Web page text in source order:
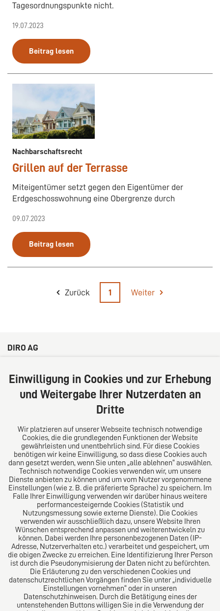
Tagesordnungspunkte nicht.
19.07.2023
Beitrag lesen
Nachbarschaftsrecht
Grillen auf der Terrasse
Miteigentümer setzt gegen den Eigentümer der
Erdgeschosswohnung eine Obergrenze durch
09.07.2023
Beitrag lesen
Zurück 1 Weiter
DIRO AG
20354 Hamburg
Deutschland
Tel: +49 (0) 40 41352231
Über uns
Das Kanzlei-Vertrauensnetzwerk. Aus Europa für die
Welt. Für den erfolgreichen Mittelstand.
Folgen Sie uns auf
Das europäische Kanzlei-Netzwerk
Einwilligung in Cookies und zur Erhebung
und Weitergabe Ihrer Nutzerdaten an
Dritte
Wir platzieren auf unserer Webseite technisch notwendige
Cookies, die die grundlegenden Funktionen der Website
gewährleisten und unentbehrlich sind. Für diese Cookies
benötigen wir keine Einwilligung, so dass diese Cookies auch
dann gesetzt werden, wenn Sie unten „alle ablehnen“ auswählen.
Technisch notwendige Cookies verwenden wir, um unsere
Dienste anbieten zu können und um vom Nutzer vorgenommene
Einstellungen (wie z. B. die präferierte Sprache) zu speichern. Im
Falle Ihrer Einwilligung verwenden wir darüber hinaus weitere
performancesteigernde Cookies (Statistik und
Nutzungsmessung sowie externe Dienste). Die Cookies
verwenden wir ausschließlich dazu, unsere Website Ihren
Wünschen entsprechend anpassen und weiterentwickeln zu
können. Dabei werden Ihre personenbezogenen Daten (IP-
Adresse, Nutzerverhalten etc.) verarbeitet und gespeichert, um
die obigen Zwecke zu erreichen. Eine Identifizierung Ihrer Person
ist durch die Pseudonymisierung der Daten nicht zu befürchten.
Die Erläuterung zu den verschiedenen Cookies und
datenschutzrechtlichen Vorgängen finden Sie unter „individuelle
Einstellungen vornehmen“ oder in unseren
Datenschutzhinweisen. Durch die Betätigung eines der
untenstehenden Buttons willigen Sie in die Verwendung der